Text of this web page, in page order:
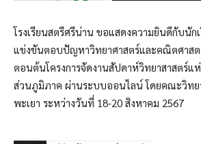
โรงเรียนสตรีศรีน่าน ขอแสดงความยินดีกับนัก
แข่งขันตอบปัญหาวิทยาศาสตร์และคณิตศาส
ตอนต้นโครงการจัดงานสัปดาห์วิทยาสาสตร์แ
ส่วนภูมิภาค ผ่านระบบออนไลน์ โดยคณะวิทย
พะเยา ระหว่างวันที่ 18-20 สิงหาคม 2567